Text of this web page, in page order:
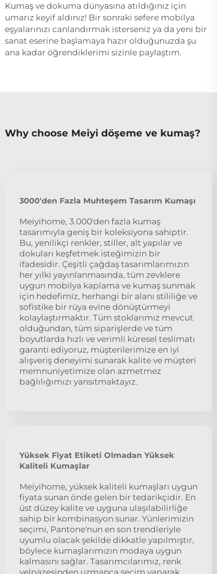
Kumaş ve dokuma dünyasına atıldığınız için
umarız keyif aldınız! Bir sonraki sefere mobilya
eşyalarınızı canlandırmak isterseniz ya da yeni bir
sanat eserine başlamaya hazır olduğunuzda şu
ana kadar öğrendiklerimi sizinle paylaştım.
Why choose Meiyi döşeme ve kumaş?
3000'den Fazla Muhteşem Tasarım Kumaşı
Meiyihome, 3.000'den fazla kumaş
tasarımıyla geniş bir koleksiyona sahiptir.
Bu, yenilikçi renkler, stiller, alt yapılar ve
dokuları keşfetmek isteğimizin bir
ifadesidir. Çeşitli çağdaş tasarımlarımızın
her yılki yayınlanmasında, tüm zevklere
uygun mobilya kaplama ve kumaş sunmak
için hedefimiz, herhangi bir alanı stililiğe ve
sofistike bir rüya evine dönüştürmeyi
kolaylaştırmaktır. Tüm stoklarımız mevcut
olduğundan, tüm siparişlerde ve tüm
boyutlarda hızlı ve verimli küresel teslimatı
garanti ediyoruz, müşterilerimize en iyi
alışveriş deneyimi sunarak kalite ve müşteri
memnuniyetimize olan azmetmez
bağlılığımızı yansıtmaktayız.
Yüksek Fiyat Etiketi Olmadan Yüksek
Kaliteli Kumaşlar
Meiyihome, yüksek kaliteli kumaşları uygun
fiyata sunan önde gelen bir tedarikçidir. En
üst düzey kalite ve uyguna ulaşılabilirliğe
sahip bir kombinasyon sunar. Yünlerimizin
seçimi, Pantone'nun en son trendleriyle
uyumlu olacak şekilde dikkatle yapılmıştır,
böylece kumaşlarımızın modaya uygun
kalmasını sağlar. Tasarımcılarımız, renk
yelpazesinden uzmanca seçim yaparak